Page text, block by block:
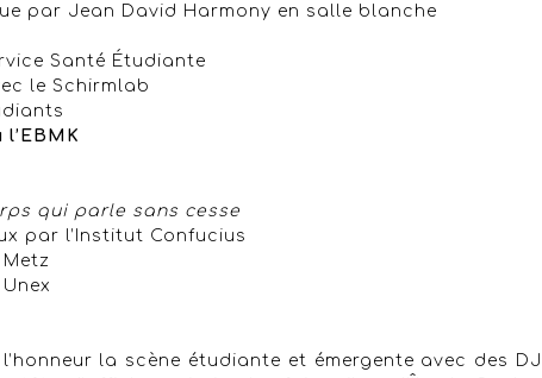
par Jean David Harmony en salle blanche
Santé Étudiante
le Schirmlab
qui parle sans cesse
par l’Institut Confucius
la scène étudiante et émergente avec des DJ